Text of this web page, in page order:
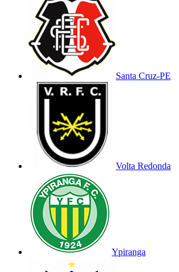
Santa Cruz-PE
Volta Redonda
Ypiranga